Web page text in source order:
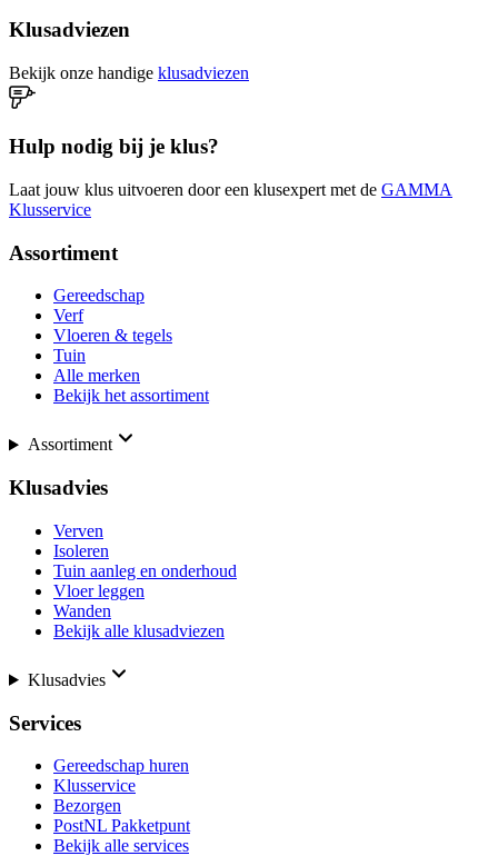
Klusadviezen
Bekijk onze handige klusadviezen
Hulp nodig bij je klus?
Laat jouw klus uitvoeren door een klusexpert met de GAMMA
Klusservice
Assortiment
Gereedschap
Verf
Vloeren & tegels
Tuin
Alle merken
Bekijk het assortiment
Assortiment
Klusadvies
Verven
Isoleren
Tuin aanleg en onderhoud
Vloer leggen
Wanden
Bekijk alle klusadviezen
Klusadvies
Services
Gereedschap huren
Klusservice
Bezorgen
PostNL Pakketpunt
Bekijk alle services